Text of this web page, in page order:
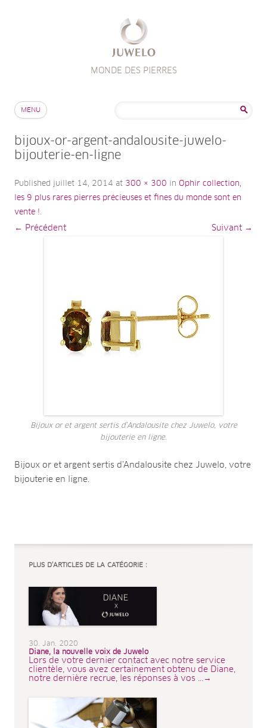
MONDE DES PIERRES
MENU
bijoux-or-argent-andalousite-juwelo-
bijouterie-en-ligne
Published juillet 14, 2014 at 300 × 300 in Ophir collection,
les 9 plus rares pierres précieuses et fines du monde sont en
vente !.
← Précédent Suivant →
Bijoux or et argent sertis d’Andalousite chez Juwelo, votre
bijouterie en ligne.
Bijoux or et argent sertis d’Andalousite chez Juwelo, votre
bijouterie en ligne.
PLUS D’ARTICLES DE LA CATÉGORIE :
30. Jan. 2020
Diane, la nouvelle voix de Juwelo
Lors de votre dernier contact avec notre service
clientèle, vous avez certainement obtenu de Diane,
notre dernière recrue, les réponses à vos ...→